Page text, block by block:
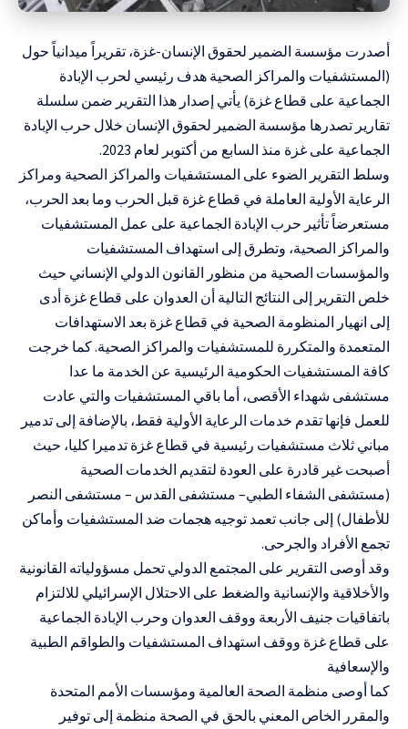
أصدرت مؤسسة الضمير لحقوق الإنسان-غزة، تقريراً ميدانياً حول
(المستشفيات والمراكز الصحية هدف رئيسي لحرب الإبادة
الجماعية على قطاع غزة) يأتي إصدار هذا التقرير ضمن سلسلة
تقارير تصدرها مؤسسة الضمير لحقوق الإنسان خلال حرب الإبادة
الجماعية على غزة منذ السابع من أكتوبر لعام 2023.
وسلط التقرير الضوء على المستشفيات والمراكز الصحية ومراكز
الرعاية الأولية العاملة في قطاع غزة قبل الحرب وما بعد الحرب،
مستعرضاً تأثير حرب الإبادة الجماعية على عمل المستشفيات
والمراكز الصحية، وتطرق إلى استهداف المستشفيات
والمؤسسات الصحية من منظور القانون الدولي الإنساني حيث
خلص التقرير إلى النتائج التالية أن العدوان على قطاع غزة أدى
إلى انهيار المنظومة الصحية في قطاع غزة بعد الاستهدافات
المتعمدة والمتكررة للمستشفيات والمراكز الصحية. كما خرجت
كافة المستشفيات الحكومية الرئيسية عن الخدمة ما عدا
مستشفى شهداء الأقصى، أما باقي المستشفيات والتي عادت
للعمل فإنها تقدم خدمات الرعاية الأولية فقط، بالإضافة إلى تدمير
مباني ثلاث مستشفيات رئيسية في قطاع غزة تدميرا كليا، حيث
أصبحت غير قادرة على العودة لتقديم الخدمات الصحية
(مستشفى الشفاء الطبي– مستشفى القدس – مستشفى النصر
للأطفال) إلى جانب تعمد توجيه هجمات ضد المستشفيات وأماكن
تجمع الأفراد والجرحى.
وقد أوصى التقرير على المجتمع الدولي تحمل مسؤولياته القانونية
والأخلاقية والإنسانية والضغط على الاحتلال الإسرائيلي للالتزام
باتفاقيات جنيف الأربعة ووقف العدوان وحرب الإبادة الجماعية
على قطاع غزة ووقف استهداف المستشفيات والطواقم الطبية
والإسعافية
كما أوصى منظمة الصحة العالمية ومؤسسات الأمم المتحدة
والمقرر الخاص المعني بالحق في الصحة منظمة إلى توفير